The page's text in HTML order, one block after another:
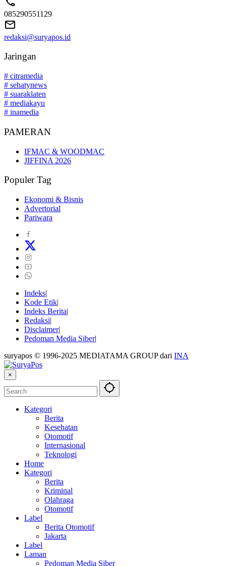
085290551129
redaksi@suryapos.id
Jaringan
# citramedia
# sehatynews
# suaraklaten
# mediakayu
# inamedia
PAMERAN
IFMAC & WOODMAC
JIFFINA 2026
Populer Tag
Ekonomi & Bisnis
Advertorial
Pariwara
Indeks
Kode Etik
Indeks Berita
Redaksi
Disclaimer
Pedoman Media Siber
suryapos © 1996-2025 MEDIATAMA GROUP dari INA
×
Kategori
Berita
Kesehatan
Otomotif
Internasional
Teknologi
Home
Kategori
Berita
Kriminal
Olahraga
Otomotif
Label
Berita Otomotif
Jakarta
Label
Laman
Pedoman Media Siber